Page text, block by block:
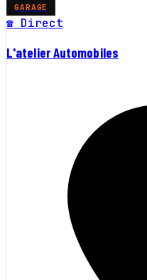
GARAGE
☎ Direct
L'atelier Automobiles